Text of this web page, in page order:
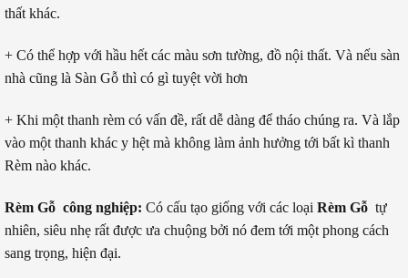
thất khác.
+ Có thể hợp với hầu hết các màu sơn tường, đồ nội thất. Và nếu sàn
nhà cũng là Sàn Gỗ thì có gì tuyệt vời hơn
+ Khi một thanh rèm có vấn đề, rất dễ dàng để tháo chúng ra. Và lắp
vào một thanh khác y hệt mà không làm ảnh hưởng tới bất kì thanh
Rèm nào khác.
Rèm Gỗ công nghiệp: Có cấu tạo giống với các loại Rèm Gỗ tự
nhiên, siêu nhẹ rất được ưa chuộng bởi nó đem tới một phong cách
sang trọng, hiện đại.